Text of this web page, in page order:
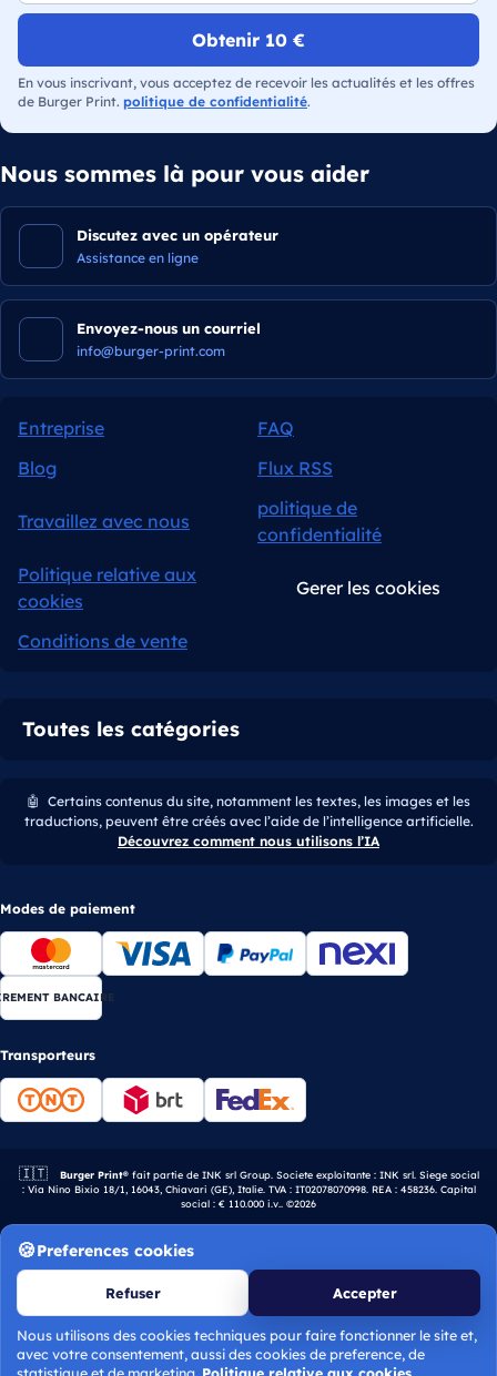
Obtenir 10 €
En vous inscrivant, vous acceptez de recevoir les actualités et les offres
de Burger Print. politique de confidentialité.
Nous sommes là pour vous aider
Discutez avec un opérateur
Assistance en ligne
Envoyez-nous un courriel
info@burger-print.com
Entreprise
FAQ
Blog
Flux RSS
Travaillez avec nous
politique de
confidentialité
Politique relative aux
cookies
Gerer les cookies
Conditions de vente
Toutes les catégories
🤖 Certains contenus du site, notamment les textes, les images et les
traductions, peuvent être créés avec l’aide de l’intelligence artificielle.
Découvrez comment nous utilisons l’IA
Modes de paiement
BANCAIRE
Transporteurs
🇮🇹 Entreprise italienne.
Burger Print®fait partie de INK srl Group. Societe exploitante : INK srl. Siege social
: Via Nino Bixio 18/1, 16043, Chiavari (GE), Italie. TVA : IT02078070998. REA : 458236. Capital
social : € 110.000 i.v.. ©2026
Preferences cookies
Refuser Accepter
Nous utilisons des cookies techniques pour faire fonctionner le site et,
avec votre consentement, aussi des cookies de preference, de